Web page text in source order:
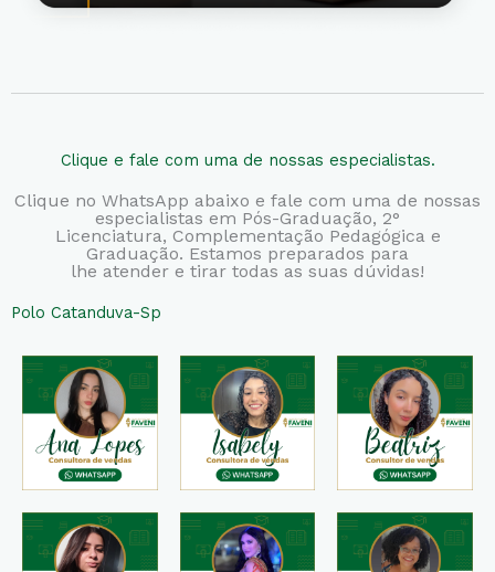
Clique e fale com uma de nossas especialistas.
Clique no WhatsApp abaixo e fale com uma de nossas
especialistas em Pós-Graduação, 2°
Licenciatura, Complementação Pedagógica e
Graduação. Estamos preparados para
lhe atender e tirar todas as suas dúvidas!
Polo Catanduva-Sp